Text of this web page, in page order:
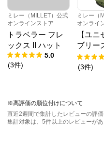
ミレー（MILLET）公式
オンラインストア
トラベラー フレ
ックス II ハット
5.0
(3件)
ミレー（
オンライ
【ユニ
ブリー
マルチ
フード
(3件)
※高評価の順位付けについて
直近2週間で集計したレビューの評
集計対象は、5件以上のレビューがあ